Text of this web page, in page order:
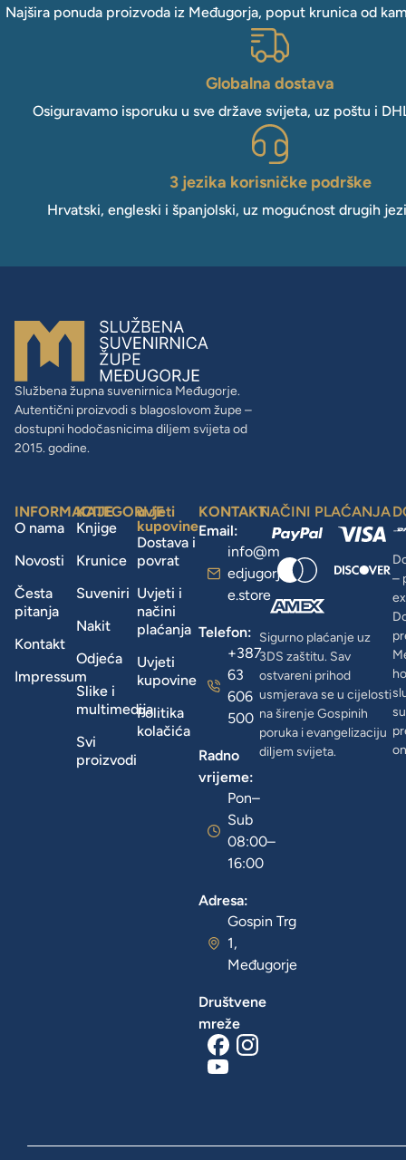
Najšira ponuda proizvoda iz Međugorja, poput krunica od
Globalna dostava
Osiguravamo isporuku u sve države svijeta, uz poštu i
3 jezika korisničke podrške
Hrvatski, engleski i španjolski, uz mogućnost drugih
Službena župna suvenirnica Međugorje.
Autentični proizvodi s blagoslovom župe –
dostupni hodočasnicima diljem svijeta od
2015. godine.
INFORMACIJE
O nama
Novosti
Česta
pitanja
Kontakt
Impressum
KATEGORIJE
Knjige
Krunice
Suveniri
Nakit
Odjeća
Slike i
multimedija
Svi
proizvodi
uvjeti
kupovine
Dostava i
povrat
Uvjeti i
načini
plaćanja
Uvjeti
kupovine
Politika
kolačića
KONTAKT
Email:
info@m
edjugorj
e.store
Telefon:
+387
63
606
500
Radno
vrijeme:
Pon–
Sub
08:00–
16:00
Adresa:
Gospin Trg
1,
Međugorje
Društvene
mreže
NAČINI PLAĆANJA
Sigurno plaćanje uz
3DS zaštitu. Sav
ostvareni prihod
usmjerava se u cijelosti
na širenje Gospinih
poruka i evangelizaciju
diljem svijeta.
–